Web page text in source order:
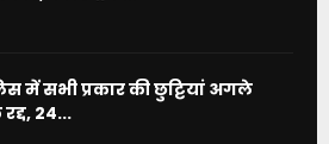
में सभी प्रकार की छुट्टियां अगले
24...